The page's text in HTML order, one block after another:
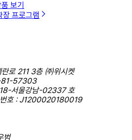
보기
장 프로그램
란로 211 3층 ㈜위시켓
81-57303
서울강남-02337 호
번호 : J1200020180019
범